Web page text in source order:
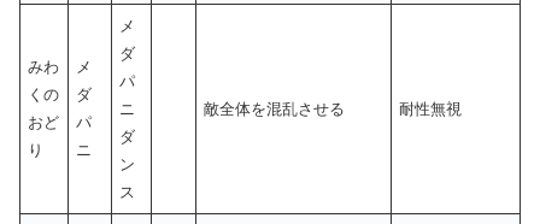
みわ
くの
おど
り
メ
ダ
パ
ニ
メ
ダ
パ
ニ
ダ
ン
ス
敵全体を混乱させる 耐性無視